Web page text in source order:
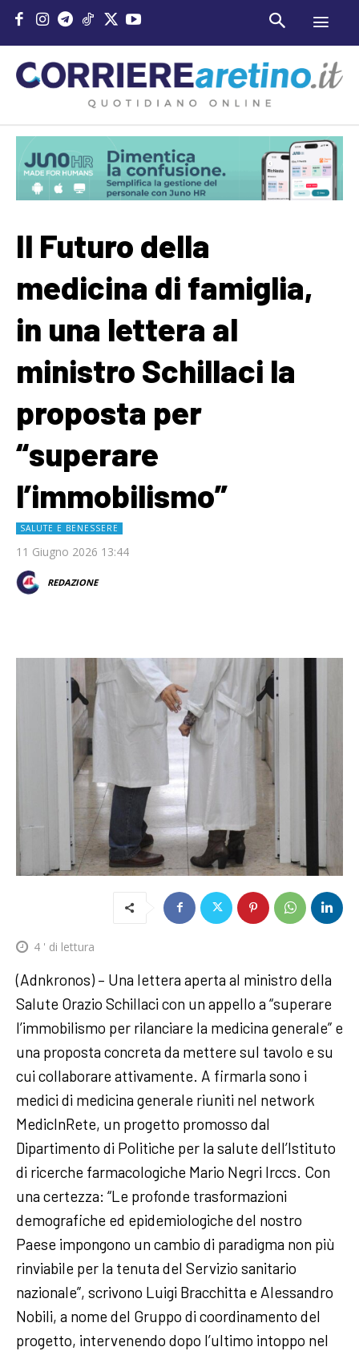
Il Futuro della
medicina di famiglia,
in una lettera al
ministro Schillaci la
proposta per
“superare
l’immobilismo”
SALUTE E BENESSERE
11 Giugno 2026 13:44
REDAZIONE
4 ' di lettura
(Adnkronos) – Una lettera aperta al ministro della
Salute Orazio Schillaci con un appello a “superare
l’immobilismo per rilanciare la medicina generale” e
una proposta concreta da mettere sul tavolo e su
cui collaborare attivamente. A firmarla sono i
medici di medicina generale riuniti nel network
MedicInRete, un progetto promosso dal
Dipartimento di Politiche per la salute dell’Istituto
di ricerche farmacologiche Mario Negri Irccs. Con
una certezza: “Le profonde trasformazioni
demografiche ed epidemiologiche del nostro
Paese impongono un cambio di paradigma non più
rinviabile per la tenuta del Servizio sanitario
nazionale”, scrivono Luigi Bracchitta e Alessandro
Nobili, a nome del Gruppo di coordinamento del
progetto, intervenendo dopo l’ultimo intoppo nel